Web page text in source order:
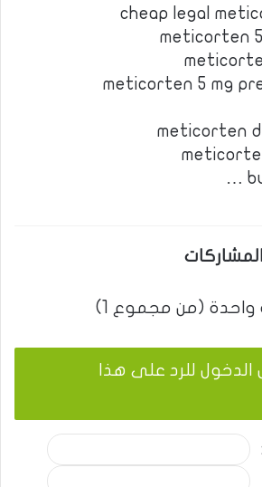
cheap legal
meticorten
meticorten 5 mg
meticorten
المشاركات
(من مجموع 1)
للرد على هذا